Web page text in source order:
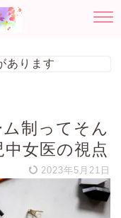
あります
制ってそん
女医の視点
2023年5月21日